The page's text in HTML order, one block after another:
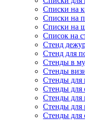
Списки на
Списки на
Списки на
Список на
Стенд
Стенд для
Стенды в
Стенды
Стенды для
Стенды для
Стенды для
Стенды для
Стенды для